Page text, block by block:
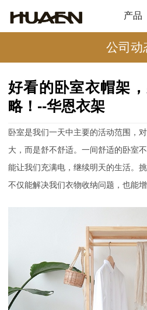
产品
公司动
好看的卧室衣帽架
略！--华恩衣架
卧室是我们一天中主要的活动范围，
大，而是舒不舒适。一间舒适的卧室
能让我们充满电，继续明天的生活。
不仅能解决我们衣物收纳问题，也能增